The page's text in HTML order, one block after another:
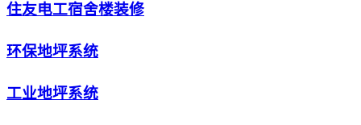
住友电工宿舍楼装修
环保地坪系统
工业地坪系统